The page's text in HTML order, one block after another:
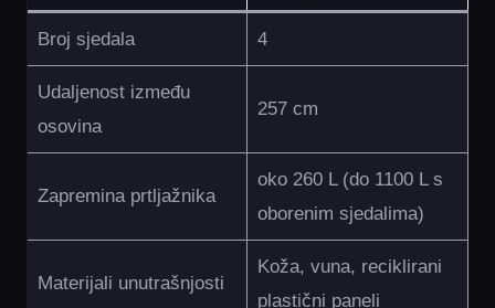
Broj sjedala 4
Udaljenost između
osovina
257 cm
Zapremina prtljažnika
oko 260 L (do 1100 L s
oborenim sjedalima)
Materijali unutrašnjosti
Koža, vuna, reciklirani
plastični paneli